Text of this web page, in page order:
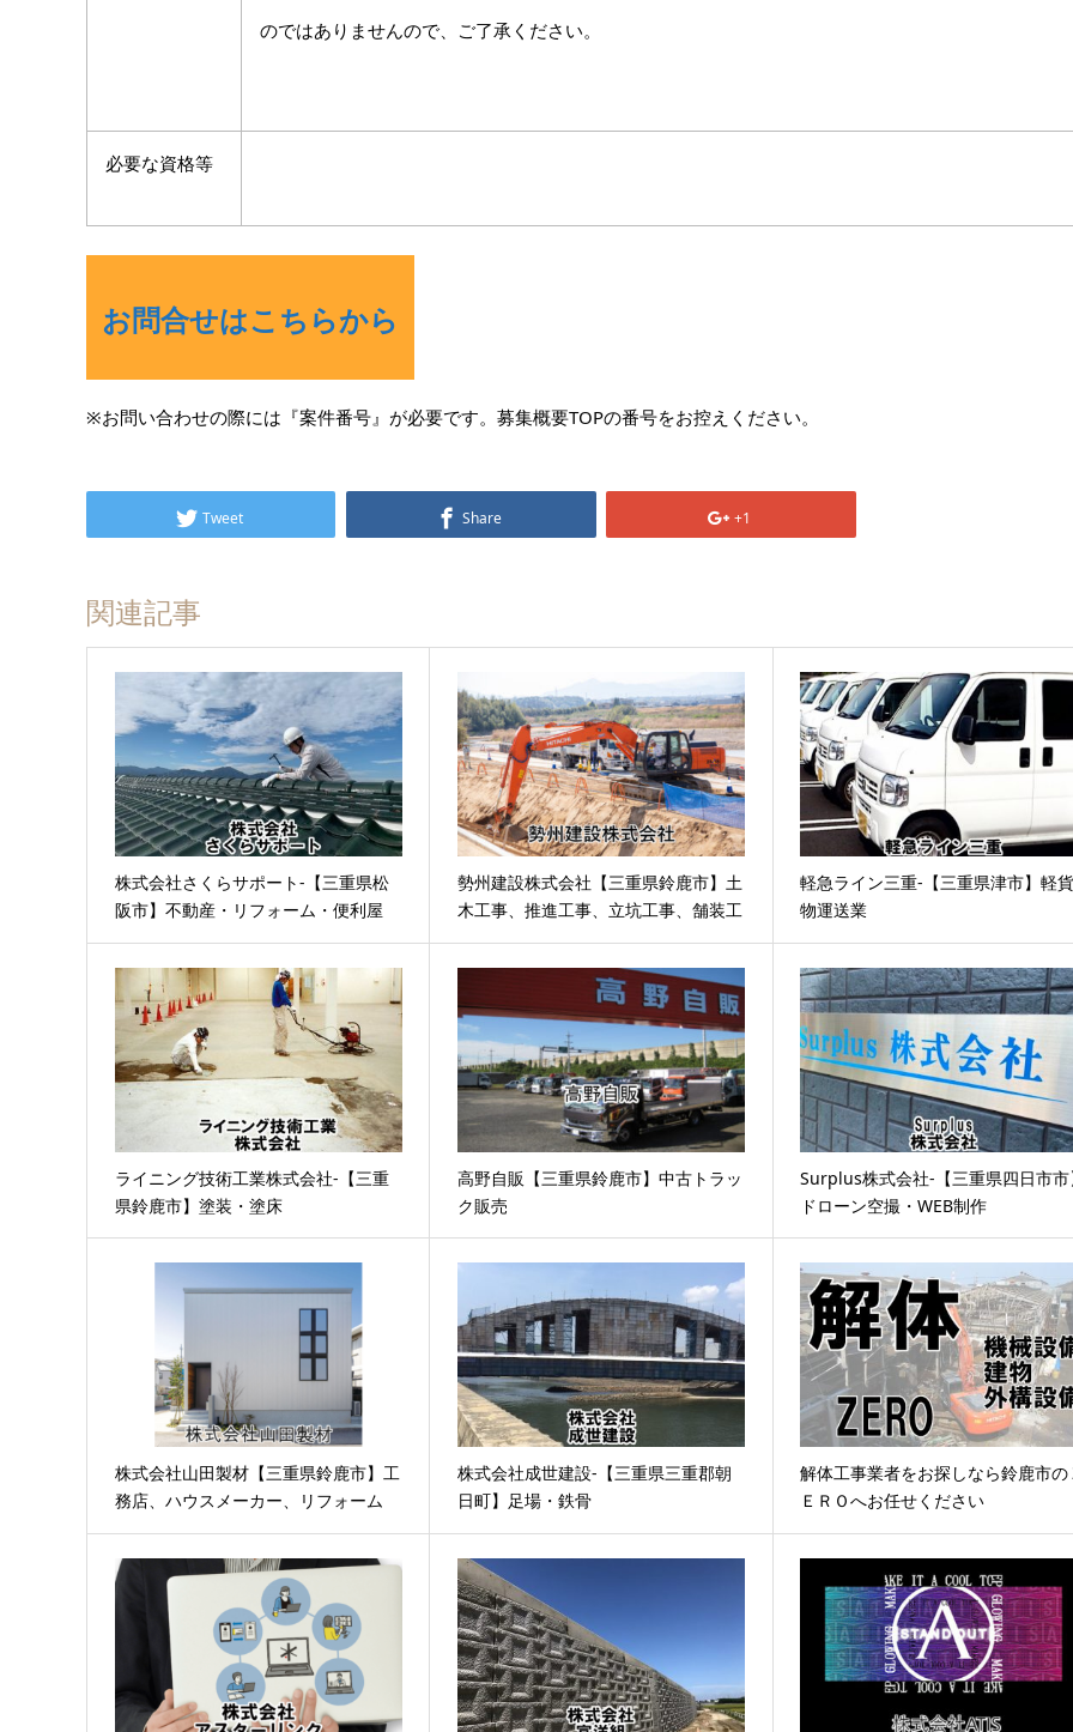
のではありませんので、ご了承ください。
必要な資格等
お問合せはこちらから
※お問い合わせの際には『案件番号』が必要です。募集概要TOPの番号をお控えください。
Tweet Share +1
関連記事
株式会社さくらサポート-【三重県松
阪市】不動産・リフォーム・便利屋
勢州建設株式会社【三重県鈴鹿市】土
木工事、推進工事、立坑工事、舗装工
事
軽急ライン三重-【三重県津市】軽
物運送業
ライニング技術工業株式会社-【三重
県鈴鹿市】塗装・塗床
高野自販【三重県鈴鹿市】中古トラッ
ク販売
Surplus株式会社-【三重県四日市
ドローン空撮・WEB制作
株式会社山田製材【三重県鈴鹿市】工
務店、ハウスメーカー、リフォーム
株式会社成世建設-【三重県三重郡朝
日町】足場・鉄骨
解体工事業者をお探しなら鈴鹿市の
ＥＲＯへお任せください